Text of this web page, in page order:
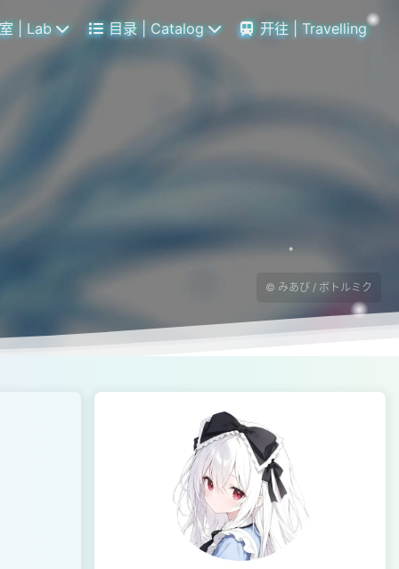
| Lab 目录 | Catalog 开往 | Travelling
© みあぴ / ボトルミク